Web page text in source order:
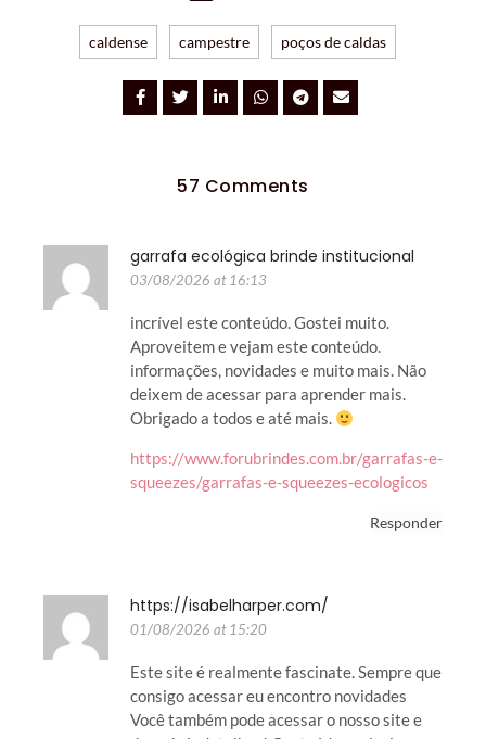
caldense campestre poços de caldas
57 Comments
garrafa ecológica brinde institucional
03/08/2026 at 16:13
incrível este conteúdo. Gostei muito.
Aproveitem e vejam este conteúdo.
informações, novidades e muito mais. Não
deixem de acessar para aprender mais.
Obrigado a todos e até mais.
https://www.forubrindes.com.br/garrafas-e-
squeezes/garrafas-e-squeezes-ecologicos
Responder
https://isabelharper.com/
01/08/2026 at 15:20
Este site é realmente fascinate. Sempre que
consigo acessar eu encontro novidades
Você também pode acessar o nosso site e